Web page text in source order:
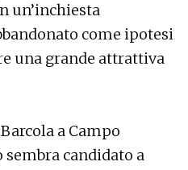
un’inchiesta
come ipotesi
una grande attrattiva
a Campo
sembra candidato a